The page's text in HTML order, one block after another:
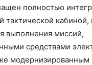
полностью
тактической
выполнения миссий,
средствами
модернизированным